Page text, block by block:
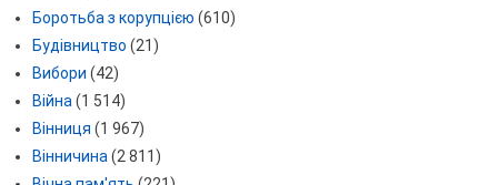
Боротьба з корупцією (610)
Будівництво (21)
Вибори (42)
Війна (1 514)
Вінниця (1 967)
Вінничина (2 811)